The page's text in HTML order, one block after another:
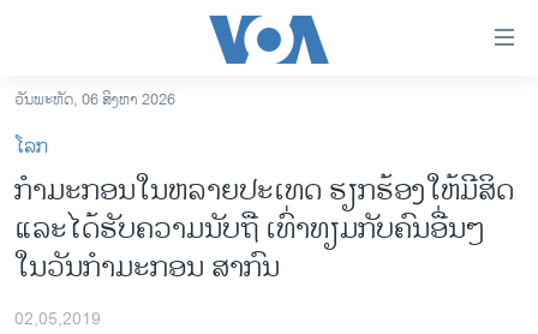
ເຂົ້າ
ຫາ
ຂ້າມ
ຂ້າມ
ໄປ
ຫາ
ຊອກ
ລາວ
ອາເມຣິກາ
ການເລືອກຕັ້ງ ປະທານາທີບໍດີ ສະຫະລັດ 2024
ວັນພະຫັດ, 06 ສິງຫາ 2026
ໂລກ
ກຳ​ມະ​ກອນໃນ​ຫລາຍ​ປະ​ເທດ ຮຽກ​ຮ້ອງ​ໃຫ້​ມີ​ສິດ​
ແລະໄດ້​ຮັບ​ຄວາມ​ນັບ​ຖື ເທົ່າ​ທຽມ​ກັບຄົນ​ອື່ນໆ ​
ໃນວັນ​ກຳ​ມະ​ກອນ ​ສາ​ກົນ
02,05,2019